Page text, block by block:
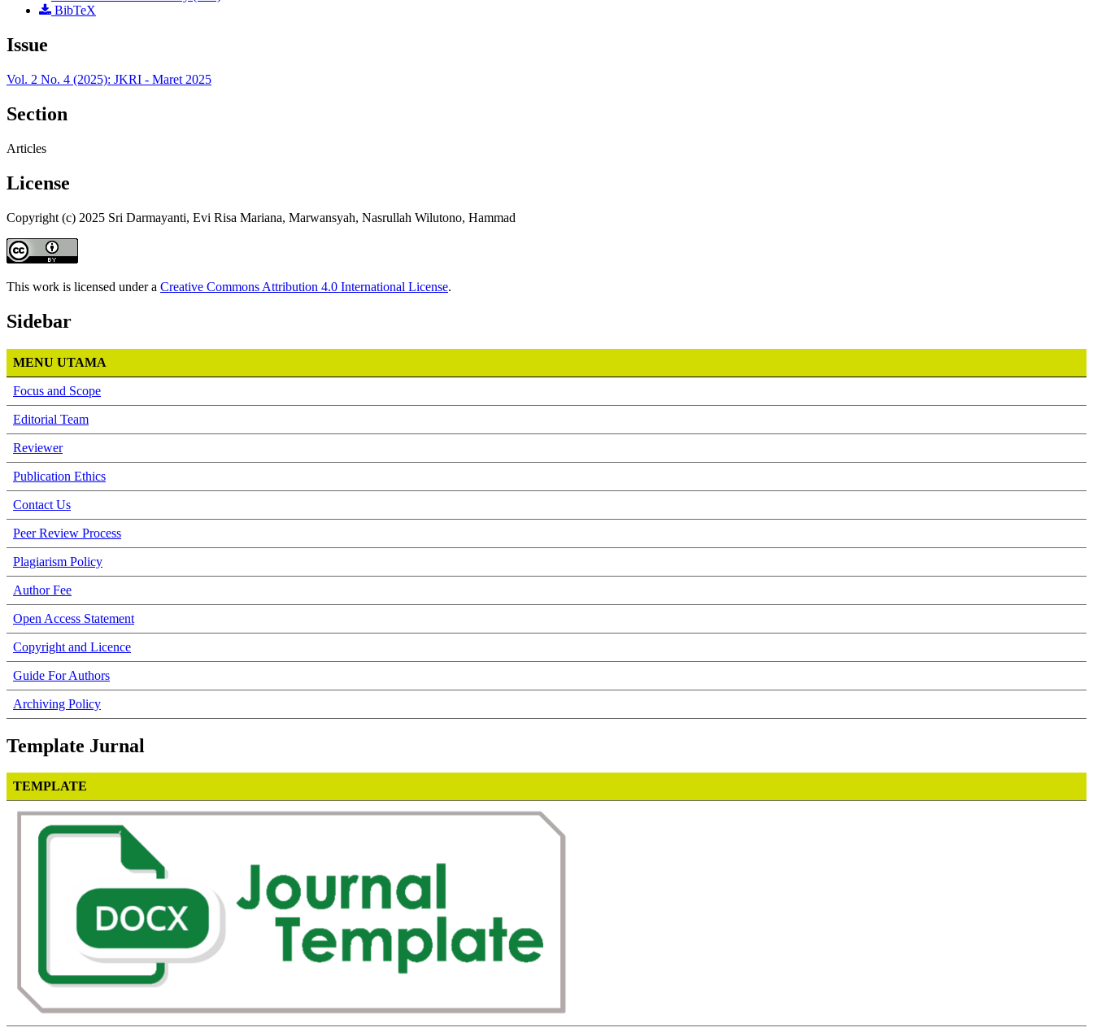
BibTeX
Issue
Vol. 2 No. 4 (2025): JKRI - Maret 2025
Section
Articles
License
Copyright (c) 2025 Sri Darmayanti, Evi Risa Mariana, Marwansyah, Nasrullah Wilutono, Hammad
This work is licensed under a Creative Commons Attribution 4.0 International License.
Sidebar
MENU UTAMA
Focus and Scope
Editorial Team
Reviewer
Publication Ethics
Contact Us
Peer Review Process
Plagiarism Policy
Author Fee
Open Access Statement
Copyright and Licence
Guide For Authors
Archiving Policy
Template Jurnal
TEMPLATE